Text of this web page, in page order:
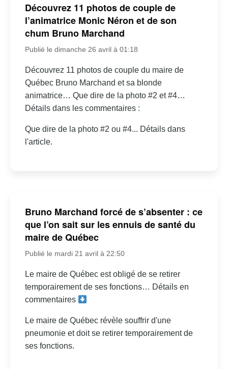
Découvrez 11 photos de couple de
l’animatrice Monic Néron et de son
chum Bruno Marchand
Publié le dimanche 26 avril à 01:18
Découvrez 11 photos de couple du maire de
Québec Bruno Marchand et sa blonde
animatrice… Que dire de la photo #2 et #4…
Détails dans les commentaires :
Que dire de la photo #2 ou #4... Détails dans
l'article.
Bruno Marchand forcé de s’absenter : ce
que l’on sait sur les ennuis de santé du
maire de Québec
Publié le mardi 21 avril à 22:50
Le maire de Québec est obligé de se retirer
temporairement de ses fonctions… Détails en
commentaires
Le maire de Québec révèle souffrir d'une
pneumonie et doit se retirer temporairement de
ses fonctions.